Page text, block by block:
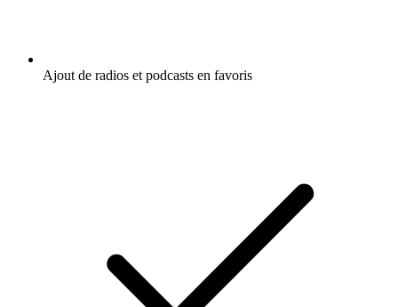
Ajout de radios et podcasts en favoris